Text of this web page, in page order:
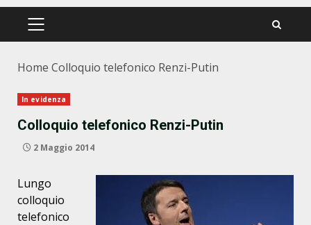
PRIMÄRES
Home Colloquio telefonico Renzi-Putin
In evidenza
Colloquio telefonico Renzi-Putin
2 Maggio 2014
Lungo
colloquio
telefonico